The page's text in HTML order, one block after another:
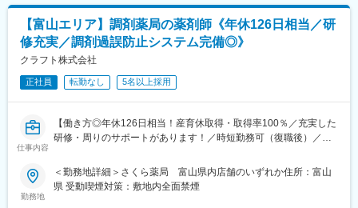
から選べます)
・男性の育児休業の実績あり
変更の範囲：会社の定める業務
■当社概要：
1946年創業、従業員数約500名の原薬・医薬事業とライフサイエ
ンス事業を主たる業務とした富山のメーカーです。
「独創的なモノづくりで人々の健康に貢献する」をミッションと
し、病気を治療する医薬品の分野にとどまらず、病気の予防・未
病医学の分野を対象に、健康をテーマとする新たな価値創造に挑
み続けています。
■福利厚生：
通勤時間短縮が見込まれるなどの要件を満たせば、通勤時に高速
道路を利用できます。
【富山エリア】調剤薬局の薬剤師《年休126日相当／研
修充実／調剤過誤防止システム完備◎》
クラフト株式会社
正社員 転勤なし 5名以上採用
仕事内容
【働き方◎年休126日相当！産育休取得・取得率100％／充実した
研修・周りのサポートがあります！／時短勤務可（復職後）／全
【職務概要】
勤務地
＜勤務地詳細＞さくら薬局 富山県内店舗のいずれか住所：富山
県 受動喫煙対策：敷地内全面禁煙